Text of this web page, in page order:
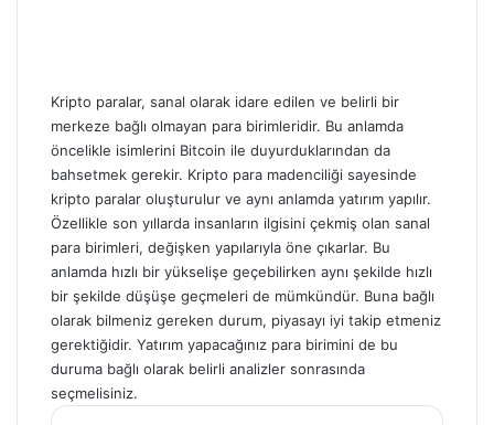
Kripto paralar, sanal olarak idare edilen ve belirli bir
merkeze bağlı olmayan para birimleridir. Bu anlamda
öncelikle isimlerini Bitcoin ile duyurduklarından da
bahsetmek gerekir. Kripto para madenciliği sayesinde
kripto paralar oluşturulur ve aynı anlamda yatırım yapılır.
Özellikle son yıllarda insanların ilgisini çekmiş olan sanal
para birimleri, değişken yapılarıyla öne çıkarlar. Bu
anlamda hızlı bir yükselişe geçebilirken aynı şekilde hızlı
bir şekilde düşüşe geçmeleri de mümkündür. Buna bağlı
olarak bilmeniz gereken durum, piyasayı iyi takip etmeniz
gerektiğidir. Yatırım yapacağınız para birimini de bu
duruma bağlı olarak belirli analizler sonrasında
seçmelisiniz.